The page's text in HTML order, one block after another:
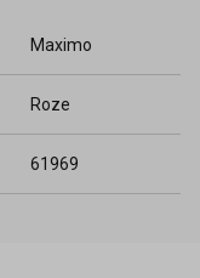
Maximo
Roze
61969